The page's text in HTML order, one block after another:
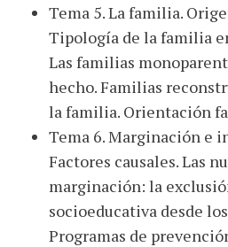
Tema 5. La familia.
Tipología de la familia
Las familias
hecho. Familias
la familia. Orientación
Tema 6. Marginación e
Factores causales. Las
marginación: la
socioeducativa desde
Programas de